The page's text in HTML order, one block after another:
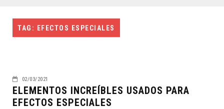
TAG: EFECTOS ESPECIALES
02/03/2021
ELEMENTOS INCREÍBLES USADOS PARA
EFECTOS ESPECIALES